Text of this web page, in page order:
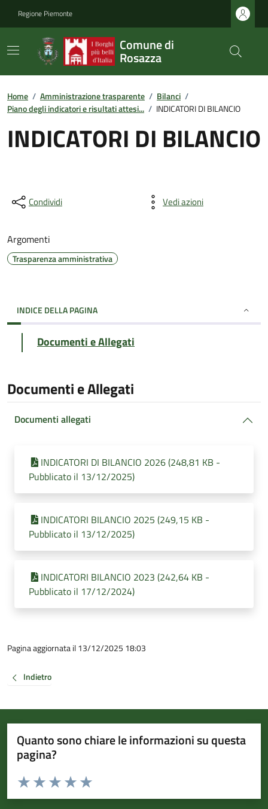
Regione Piemonte
Comune di
Rosazza
Home / Amministrazione trasparente / Bilanci /
Piano degli indicatori e risultati attesi... / INDICATORI DI BILANCIO
INDICATORI DI BILANCIO
Condividi Vedi azioni
Argomenti
Trasparenza amministrativa
INDICE DELLA PAGINA
Documenti e Allegati
Documenti e Allegati
Documenti allegati
INDICATORI DI BILANCIO 2026 (248,81 KB -
Pubblicato il 13/12/2025)
INDICATORI BILANCIO 2025 (249,15 KB -
Pubblicato il 13/12/2025)
INDICATORI BILANCIO 2023 (242,64 KB -
Pubblicato il 17/12/2024)
Pagina aggiornata il 13/12/2025 18:03
Indietro
Quanto sono chiare le informazioni su questa
pagina?
Valuta da 1 a 5 stelle la pagina
Valuta 5 stelle su 5
Valuta 4 stelle su 5
Valuta 3 stelle su 5
Valuta 2 stelle su 5
Valuta 1 stelle su 5